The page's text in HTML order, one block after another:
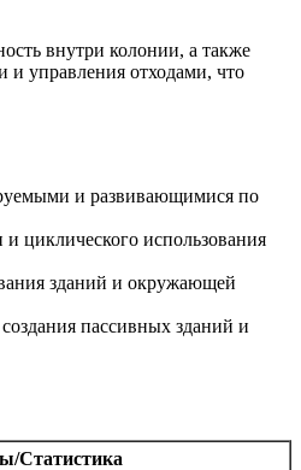
внутри колонии, а также
и управления отходами, что
и развивающимися по
циклического использования
зданий и окружающей
пассивных зданий и
Статистика